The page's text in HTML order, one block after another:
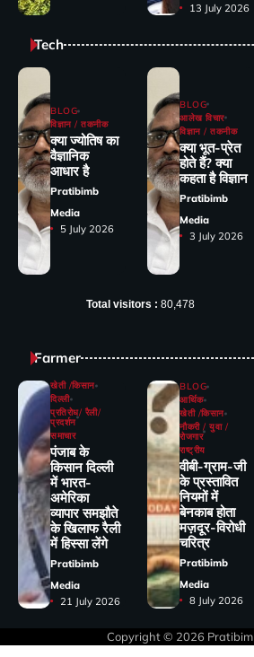
13 July 2026
Tech
BLOG
विज्ञान / तकनीक
क्या ज्योतिष का
वैज्ञानिक
आधार है
Pratibimb
Media
5 July 2026
BLOG
आलेख विचार
विज्ञान / तकनीक
क्या भूत-प्रेत
होते हैं? क्या
कहता है विज्ञान
Pratibimb
Media
3 July 2026
Total visitors : 80,478
Farmer
खेती /किसान
दिल्ली
प्रतिरोध/ रैली/
प्रदर्शन
समाचार
पंजाब के
किसान दिल्ली
में भारत-
अमेरिका
व्यापार समझौते
के खिलाफ रैली
में हिस्सा लेंगे
Pratibimb
Media
21 July 2026
BLOG
आर्थिक
खेती /किसान
नौकरी / युवा /
रोजगार
राष्ट्रीय
वीबी-ग्राम-जी
के प्रस्तावित
नियमों में
बेनकाब होता
मज़दूर-विरोधी
चरित्र
Pratibimb
Media
8 July 2026
Copyright © 2026